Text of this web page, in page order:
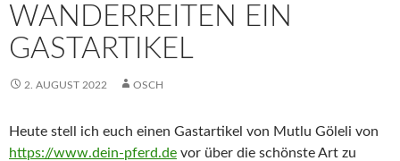
WANDERREITEN EIN
GASTARTIKEL
2. AUGUST 2022 OSCH
Heute stell ich euch einen Gastartikel von Mutlu Göleli von
https://www.dein-pferd.de vor über die schönste Art zu